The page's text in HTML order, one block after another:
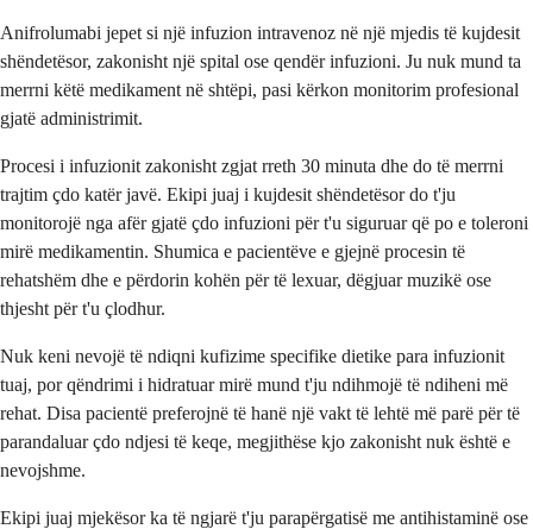
Anifrolumabi jepet si një infuzion intravenoz në një mjedis të kujdesit
shëndetësor, zakonisht një spital ose qendër infuzioni. Ju nuk mund ta
merrni këtë medikament në shtëpi, pasi kërkon monitorim profesional
gjatë administrimit.
Procesi i infuzionit zakonisht zgjat rreth 30 minuta dhe do të merrni
trajtim çdo katër javë. Ekipi juaj i kujdesit shëndetësor do t'ju
monitorojë nga afër gjatë çdo infuzioni për t'u siguruar që po e toleroni
mirë medikamentin. Shumica e pacientëve e gjejnë procesin të
rehatshëm dhe e përdorin kohën për të lexuar, dëgjuar muzikë ose
thjesht për t'u çlodhur.
Nuk keni nevojë të ndiqni kufizime specifike dietike para infuzionit
tuaj, por qëndrimi i hidratuar mirë mund t'ju ndihmojë të ndiheni më
rehat. Disa pacientë preferojnë të hanë një vakt të lehtë më parë për të
parandaluar çdo ndjesi të keqe, megjithëse kjo zakonisht nuk është e
nevojshme.
Ekipi juaj mjekësor ka të ngjarë t'ju parapërgatisë me antihistaminë ose